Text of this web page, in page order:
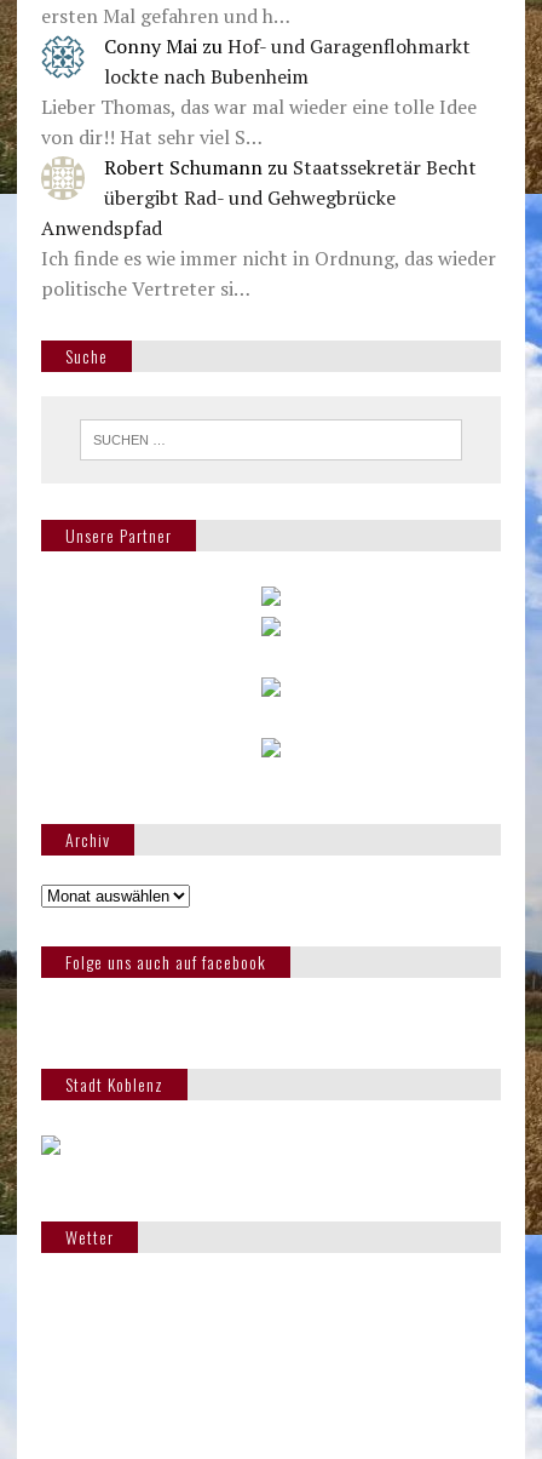
ersten Mal gefahren und h…
Conny Mai zu Hof- und Garagenflohmarkt
lockte nach Bubenheim
Lieber Thomas, das war mal wieder eine tolle Idee
von dir!! Hat sehr viel S…
Robert Schumann zu Staatssekretär Becht
übergibt Rad- und Gehwegbrücke
Anwendspfad
Ich finde es wie immer nicht in Ordnung, das wieder
politische Vertreter si…
Suche
Unsere Partner
Archiv
Folge uns auch auf facebook
Stadt Koblenz
Wetter